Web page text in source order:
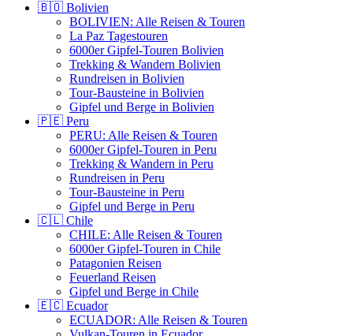
🇧🇴 Bolivien
BOLIVIEN: Alle Reisen & Touren
La Paz Tagestouren
6000er Gipfel-Touren Bolivien
Trekking & Wandern Bolivien
Rundreisen in Bolivien
Tour-Bausteine in Bolivien
Gipfel und Berge in Bolivien
🇵🇪 Peru
PERU: Alle Reisen & Touren
6000er Gipfel-Touren in Peru
Trekking & Wandern in Peru
Rundreisen in Peru
Tour-Bausteine in Peru
Gipfel und Berge in Peru
🇨🇱 Chile
CHILE: Alle Reisen & Touren
6000er Gipfel-Touren in Chile
Patagonien Reisen
Feuerland Reisen
Gipfel und Berge in Chile
🇪🇨 Ecuador
ECUADOR: Alle Reisen & Touren